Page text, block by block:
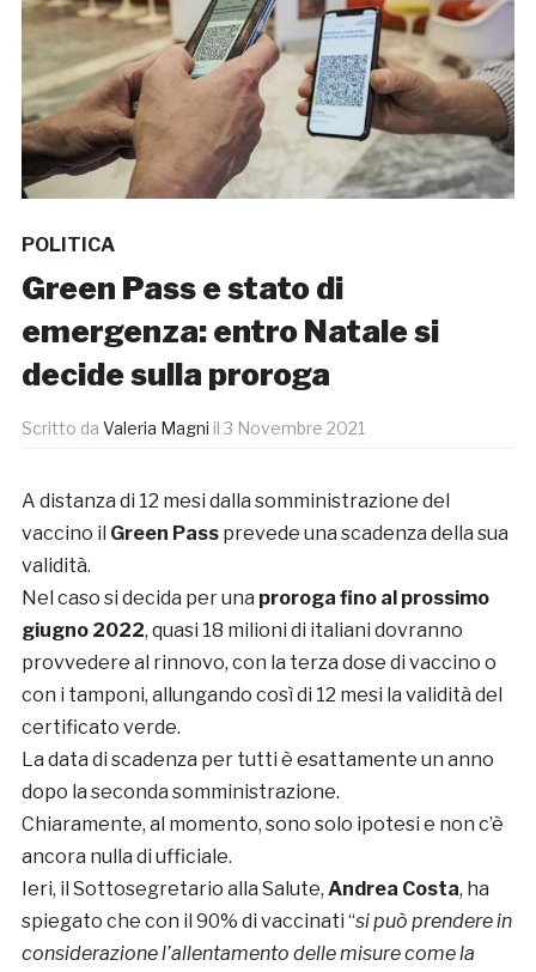
POLITICA
Green Pass e stato di
emergenza: entro Natale si
decide sulla proroga
Scritto da Valeria Magni il 3 Novembre 2021
A distanza di 12 mesi dalla somministrazione del
vaccino il Green Passprevede una scadenza della sua
validità.
Nel caso si decida per una proroga fino al prossimo
giugno 2022, quasi 18 milioni di italiani dovranno
provvedere al rinnovo, con la terza dose di vaccino o
con i tamponi, allungando così di 12 mesi la validità del
certificato verde.
La data di scadenza per tutti è esattamente un anno
dopo la seconda somministrazione.
Chiaramente, al momento, sono solo ipotesi e non c’è
ancora nulla di ufficiale.
Ieri, il Sottosegretario alla Salute, Andrea Costa, ha
spiegato che con il 90% di vaccinati “si può prendere in
considerazione l’allentamento delle misure come la